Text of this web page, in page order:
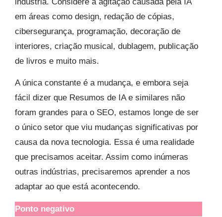
em áreas como design, redação de cópias,
cibersegurança, programação, decoração de
interiores, criação musical, dublagem, publicação
de livros e muito mais.
A única constante é a mudança, e embora seja
fácil dizer que Resumos de IA e similares não
foram grandes para o SEO, estamos longe de ser
o único setor que viu mudanças significativas por
causa da nova tecnologia. Essa é uma realidade
que precisamos aceitar. Assim como inúmeras
outras indústrias, precisaremos aprender a nos
adaptar ao que está acontecendo.
Ponto negativo